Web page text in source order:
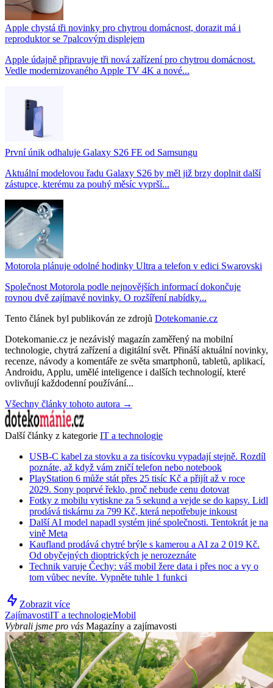
Apple chystá tři novinky pro chytrou domácnost, dorazit má i
reproduktor se 7palcovým displejem
Apple údajně připravuje tři nová zařízení pro chytrou domácnost.
Vedle modernizovaného Apple TV 4K a nové...
První únik odhaluje Galaxy S26 FE od Samsungu
Aktuální modelovou řadu Galaxy S26 by měl již brzy doplnit další
zástupce, kterému za pouhý měsíc vyprší...
Motorola plánuje odolné hodinky Ultra a telefon v edici Swarovski
Společnost Motorola podle nejnovějších informací dokončuje
rovnou dvě zajímavé novinky. O rozšíření nabídky...
Tento článek byl publikován ze zdrojů Dotekomanie.cz
Dotekomanie.cz je nezávislý magazín zaměřený na mobilní
technologie, chytrá zařízení a digitální svět. Přináší aktuální novinky,
recenze, návody a komentáře ze světa smartphonů, tabletů, aplikací,
Androidu, Applu, umělé inteligence i dalších technologií, které
ovlivňují každodenní používání...
Všechny články tohoto autora →
Další články z kategorie IT a technologie
USB-C kabel za stovku a za tisícovku vypadají stejně. Rozdíl
poznáte, až když vám zničí telefon nebo notebook
PlayStation 6 může stát přes 25 tisíc Kč a přijít až v roce
2029. Sony poprvé řeklo, proč nebude cenu dotovat
Fotky z mobilu vytiskne za 5 sekund a vejde se do kapsy. Lidl
prodává tiskárnu za 799 Kč, která nepotřebuje inkoust
Další AI model napadl systém jiné společnosti. Tentokrát je na
vině Meta
Kaufland prodává chytré brýle s kamerou a AI za 2 019 Kč.
Od obyčejných dioptrických je nerozeznáte
Technik varuje Čechy: váš mobil žere data i přes noc a vy o
tom vůbec nevíte. Vypněte tuhle 1 funkci
Zobrazit více
ZajímavostiIT a technologieMobil
Vybrali jsme pro vás Magazíny a zajímavosti